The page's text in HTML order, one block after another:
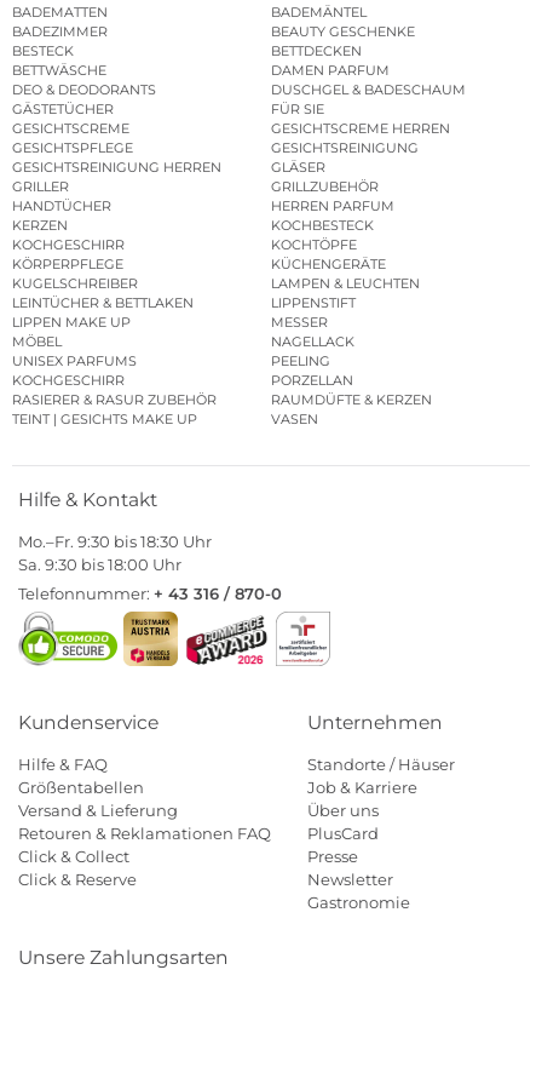
BADEMATTEN
BADEMÄNTEL
BADEZIMMER
BEAUTY GESCHENKE
BESTECK
BETTDECKEN
BETTWÄSCHE
DAMEN PARFUM
DEO & DEODORANTS
DUSCHGEL & BADESCHAUM
GÄSTETÜCHER
FÜR SIE
GESICHTSCREME
GESICHTSCREME HERREN
GESICHTSPFLEGE
GESICHTSREINIGUNG
GESICHTSREINIGUNG HERREN
GLÄSER
GRILLER
GRILLZUBEHÖR
HANDTÜCHER
HERREN PARFUM
KERZEN
KOCHBESTECK
KOCHGESCHIRR
KOCHTÖPFE
KÖRPERPFLEGE
KÜCHENGERÄTE
KUGELSCHREIBER
LAMPEN & LEUCHTEN
LEINTÜCHER & BETTLAKEN
LIPPENSTIFT
LIPPEN MAKE UP
MESSER
MÖBEL
NAGELLACK
UNISEX PARFUMS
PEELING
KOCHGESCHIRR
PORZELLAN
RASIERER & RASUR ZUBEHÖR
RAUMDÜFTE & KERZEN
TEINT | GESICHTS MAKE UP
VASEN
Hilfe & Kontakt
Mo.–Fr. 9:30 bis 18:30 Uhr
Sa. 9:30 bis 18:00 Uhr
Telefonnummer: + 43 316 / 870-0
Kundenservice
Hilfe & FAQ
Größentabellen
Versand & Lieferung
Retouren & Reklamationen FAQ
Click & Collect
Click & Reserve
Unternehmen
Standorte / Häuser
Job & Karriere
Über uns
PlusCard
Presse
Newsletter
Gastronomie
Unsere Zahlungsarten